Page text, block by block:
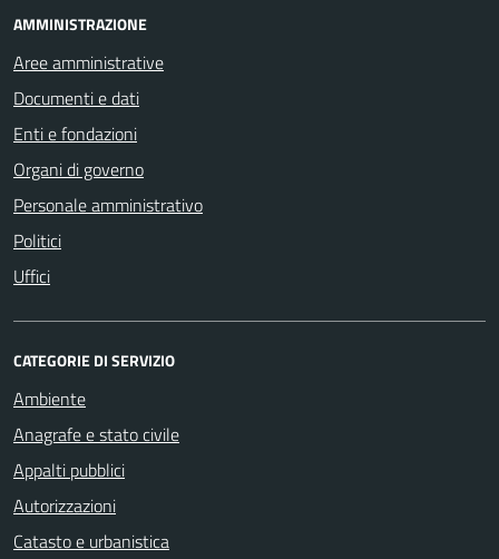
AMMINISTRAZIONE
Aree amministrative
Documenti e dati
Enti e fondazioni
Organi di governo
Personale amministrativo
Politici
Uffici
CATEGORIE DI SERVIZIO
Ambiente
Anagrafe e stato civile
Appalti pubblici
Autorizzazioni
Catasto e urbanistica